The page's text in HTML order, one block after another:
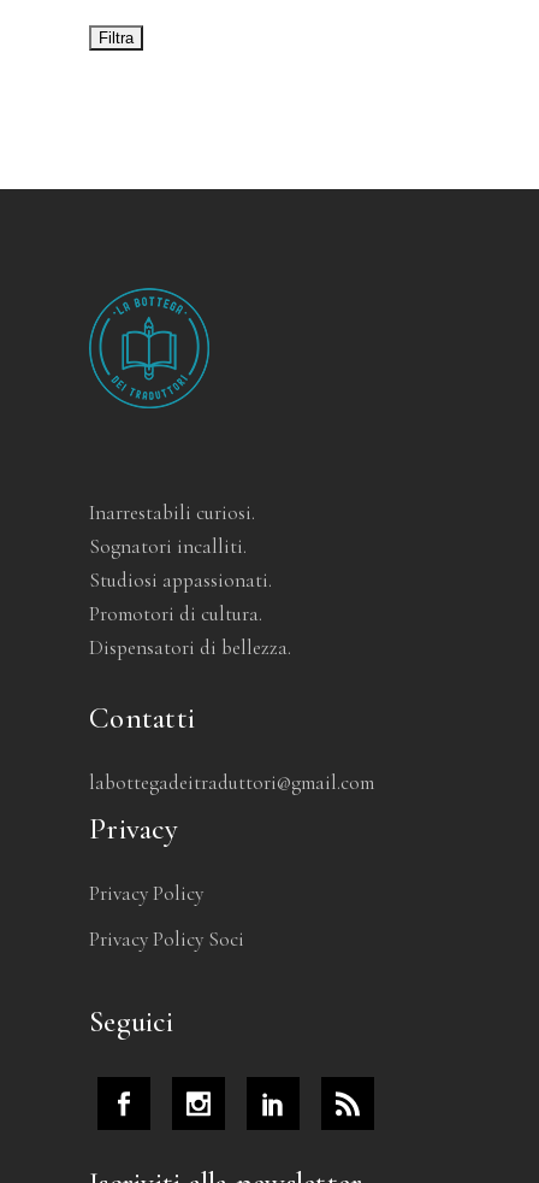
Inarrestabili curiosi.
Sognatori incalliti.
Studiosi appassionati.
Promotori di cultura.
Dispensatori di bellezza.
Contatti
labottegadeitraduttori@gmail.com
Privacy
Privacy Policy
Privacy Policy Soci
Seguici